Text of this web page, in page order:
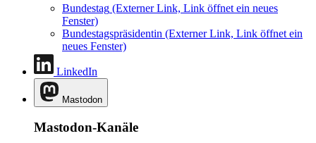
Bundestag (Externer Link, Link öffnet ein neues
Fenster)
Bundestagspräsidentin (Externer Link, Link öffnet ein
neues Fenster)
LinkedIn
Mastodon
Mastodon-Kanäle